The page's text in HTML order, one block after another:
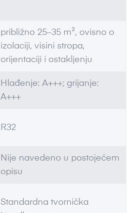
približno 25–35 m², ovisno o
izolaciji, visini stropa,
orijentaciji i ostakljenju
Hlađenje: A+++; grijanje:
A+++
R32
Nije navedeno u postojećem
opisu
Standardna tvornička